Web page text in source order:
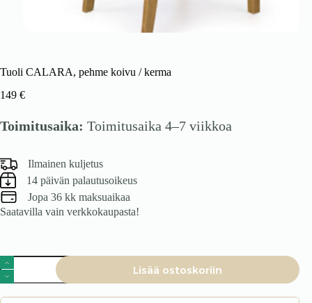
Tuoli CALARA, pehme koivu / kerma
149 €
Toimitusaika: Toimitusaika 4–7 viikkoa
Ilmainen kuljetus
14 päivän palautusoikeus
Jopa 36 kk maksuaikaa
Saatavilla vain verkkokaupasta!
Tuoli
CALARA,
pehme
koivu
Lisää ostoskoriin